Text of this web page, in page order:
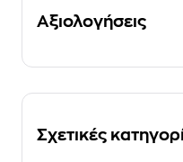
Αξιολογήσεις
Σχετικές